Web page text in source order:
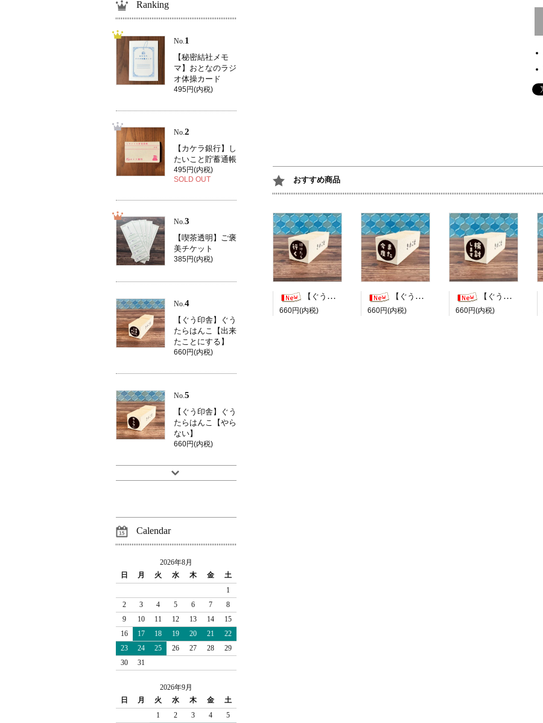
おすすめ商品
【ぐう印舎】ぐうたらはんこ【行けたら行く】
660円(内税)
【ぐう印舎】ぐうたらはんこ【また今度】
660円(内税)
【ぐう印舎】ぐうたらはんこ【検討します】
660円(内税)
Ranking
No. 1
【秘密結社メモ
マ】おとなのラジ
オ体操カード
495円(内税)
No.2
【カケラ銀行】し
たいこと貯蓄通帳
495円(内税)
SOLD OUT
No.3
【喫茶透明】ご褒
美チケット
385円(内税)
No.4
【ぐう印舎】ぐう
たらはんこ【出来
たことにする】
660円(内税)
No. 5
【ぐう印舎】ぐう
たらはんこ【やら
ない】
660円(内税)
Calendar
2026年8月
日
月 火 水 木 金
土
1
2
3 4 5 6 7
8
9
10 11 12 13 14
15
16
17 18 19 20 21
22
23
24 25 26 27 28
29
30
31
2026年9月
日
月 火 水 木 金
土
1
2 3 4
5